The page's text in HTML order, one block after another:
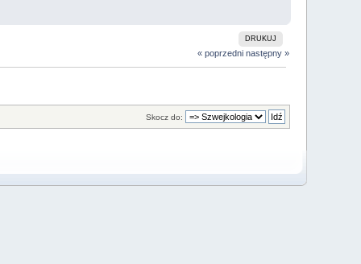
DRUKUJ
« poprzedni następny »
Skocz do: